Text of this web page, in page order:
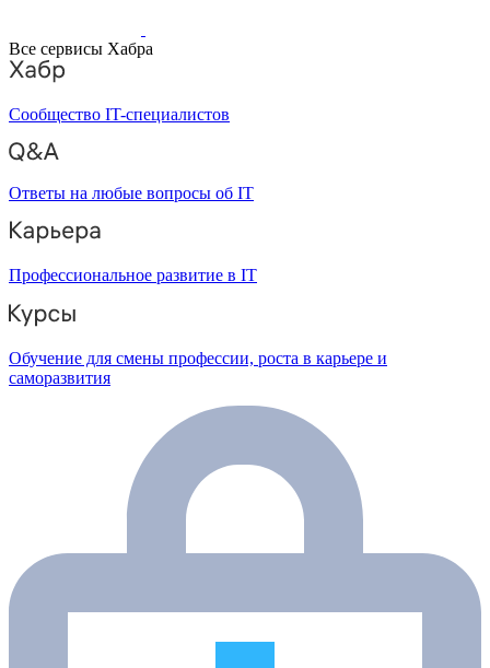
Все сервисы Хабра
Сообщество IT-специалистов
Ответы на любые вопросы об IT
Профессиональное развитие в IT
Обучение для смены профессии, роста в карьере и
саморазвития